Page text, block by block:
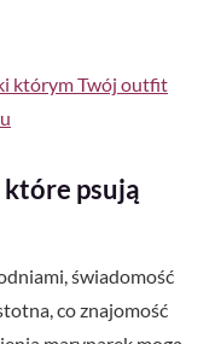
którym Twój outfit
psują
świadomość
co znajomość